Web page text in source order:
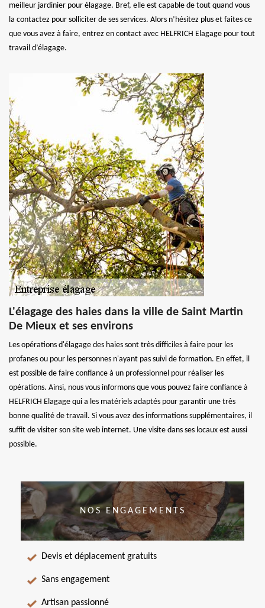
meilleur jardinier pour élagage. Bref, elle est capable de tout quand vous
la contactez pour solliciter de ses services. Alors n’hésitez plus et faites ce
que vous avez à faire, entrez en contact avec HELFRICH Elagage pour tout
travail d’élagage.
L'élagage des haies dans la ville de Saint Martin
De Mieux et ses environs
Les opérations d'élagage des haies sont très difficiles à faire pour les
profanes ou pour les personnes n'ayant pas suivi de formation. En effet, il
est possible de faire confiance à un professionnel pour réaliser les
opérations. Ainsi, nous vous informons que vous pouvez faire confiance à
HELFRICH Elagage qui a les matériels adaptés pour garantir une très
bonne qualité de travail. Si vous avez des informations supplémentaires, il
suffit de visiter son site web internet. Une visite dans ses locaux est aussi
possible.
NOS ENGAGEMENTS
Devis et déplacement gratuits
Sans engagement
Artisan passionné